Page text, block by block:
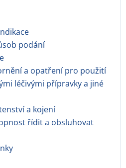
podání
a opatření pro použití
léčivými přípravky a jiné
a kojení
řídit a obsluhovat